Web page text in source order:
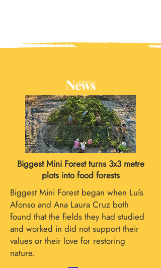
Biggest Mini Forest turns 3x3 metre
plots into food forests
Biggest Mini Forest began when Luís
Afonso and Ana Laura Cruz both
found that the fields they had studied
and worked in did not support their
values or their love for restoring
nature.